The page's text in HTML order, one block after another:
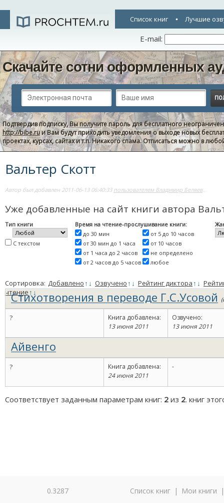
Список книг Лучшие
E-mail:
Скачайте сотни оформленных
Подтвердив подписку, Вы получите пароль для бесплатного
http://bibe.ruи Вам будут приходить уведомления о выходе новых
проектах, курсах, сайтах и т.п. Никакого спама. Отписаться можно в
Вальтер Скотт
Автор был добавлен 2011-06-13 06:40:33 пользователем Владимир Беляев..
Уже добавленные на сайт книги автора
Тип книги
С текстом
Время на чтение-прослушивание книги:
до 30 мин
от 30 мин до 1 часа
от 1 часа до 2 часов
от 2 часов до 5 часов
от 5 до 10 часов
от 10 часов
не определено
любое
Сортировка: Добавлено↑ ↓ Озвучено↑ ↓ Рейтинг диктора↑ ↓
чтение↑↓
Стихотворения в переводе Г.С.Усовой
?
Книга добавлена:
13 июня 2011
Озвучено:
13 июня 2011
Айвенго
?
Книга добавлена:
24 июня 2011
-
Соответствует заданным параметрам книг: 2 из 2. книг
0.3287 Список книг | Мои книги |